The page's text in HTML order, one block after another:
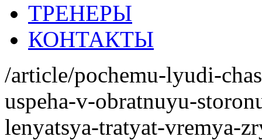
ТРЕНЕРЫ
КОНТАКТЫ
/article/pochemu-lyudi-
uspeha-v-obratnuyu-
lenyatsya-tratyat-vremya-